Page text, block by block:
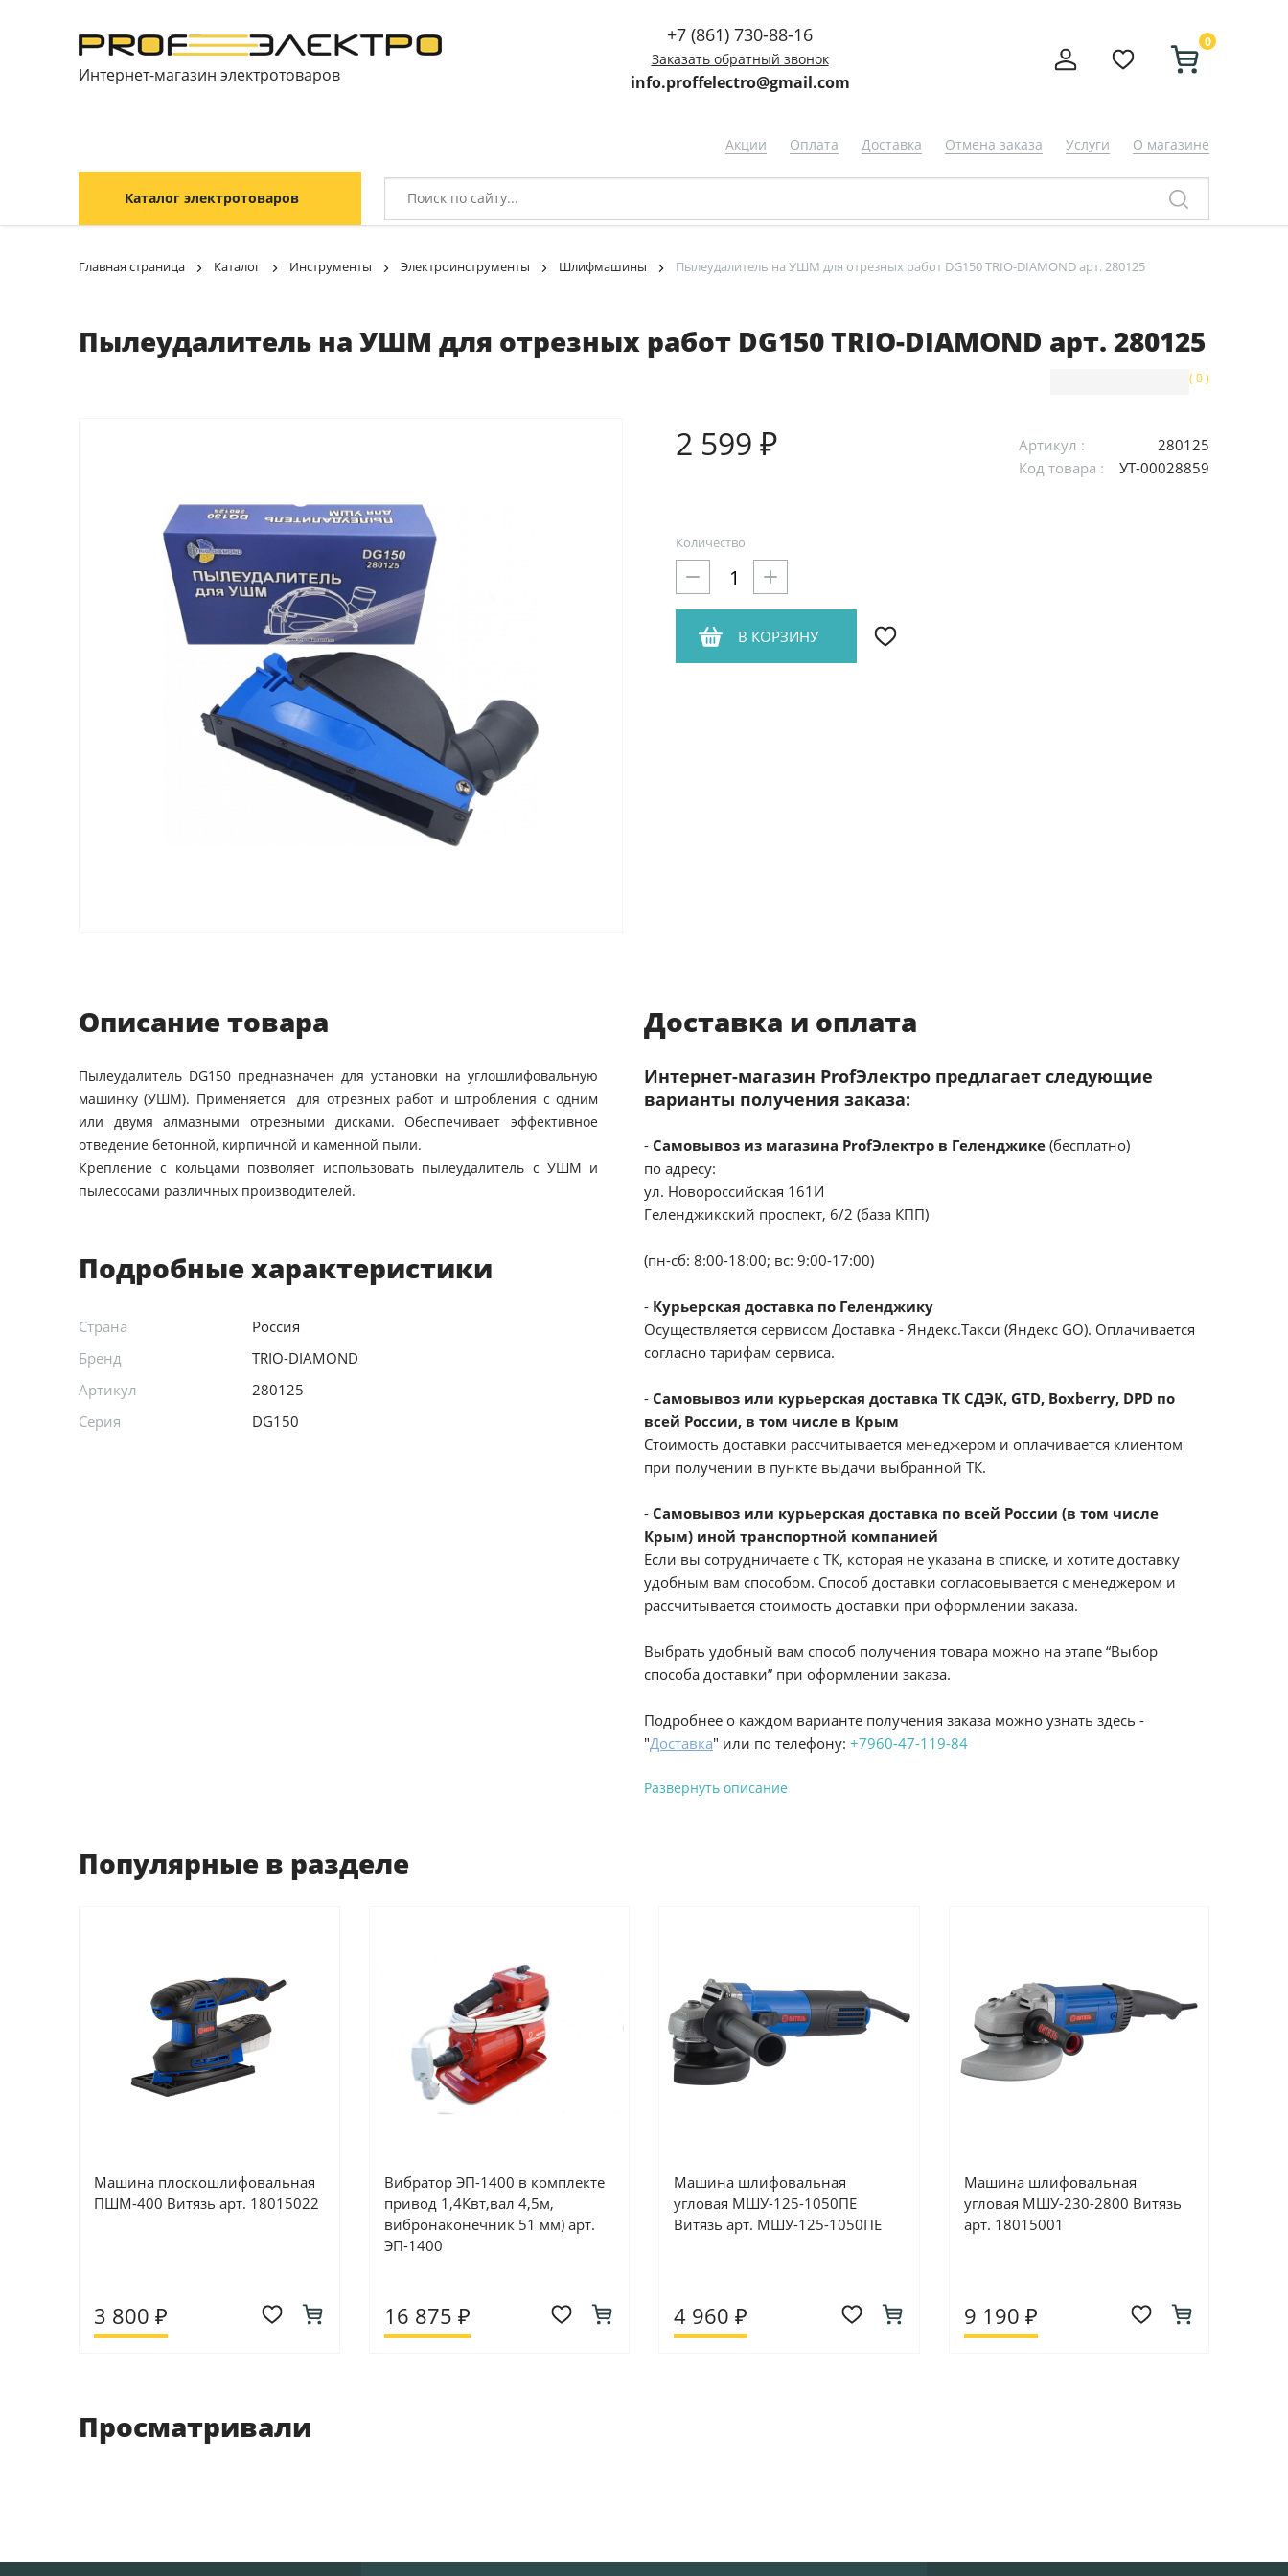
Интернет-магазин электротоваров
+7 (861) 730-88-16
Заказать обратный звонок
info.proffelectro@gmail.com
0
Акции Оплата Доставка Отмена заказа Услуги О магазине
Каталог электротоваров
Главная страница Каталог Инструменты Электроинструменты Шлифмашины Пылеудалитель на УШМ для отрезных работ DG150 TRIO-DIAMOND арт. 280125
Пылеудалитель на УШМ для отрезных работ DG150 TRIO-DIAMOND арт. 280125
( 0 )
2 599 ₽ Артикул :
280125
Код товара :
УТ-00028859
Количество
В КОРЗИНУ
Описание товара
Пылеудалитель DG150 предназначен для установки на углошлифовальную
машинку (УШМ). Применяется для отрезных работ и штробления с одним
или двумя алмазными отрезными дисками. Обеспечивает эффективное
отведение бетонной, кирпичной и каменной пыли.
Крепление с кольцами позволяет использовать пылеудалитель с УШМ и
пылесосами различных производителей.
Подробные характеристики
Страна
Россия
Бренд
TRIO-DIAMOND
Артикул
280125
Серия
DG150
Доставка и оплата
Интернет-магазин ProfЭлектро предлагает следующие
варианты получения заказа:
- Самовывоз из магазина ProfЭлектро в Геленджике (бесплатно)
по адресу:
ул. Новороссийская 161И
Геленджикский проспект, 6/2 (база КПП)
(пн-сб: 8:00-18:00; вс: 9:00-17:00)
- Курьерская доставка по Геленджику
Осуществляется сервисом Доставка - Яндекс.Такси (Яндекс GO). Оплачивается
согласно тарифам сервиса.
- Самовывоз или курьерская доставка ТК СДЭК, GTD, Boxberry, DPD по
всей России, в том числе в Крым
Стоимость доставки рассчитывается менеджером и оплачивается клиентом
при получении в пункте выдачи выбранной ТК.
- Самовывоз или курьерская доставка по всей России (в том числе
Крым) иной транспортной компанией
Если вы сотрудничаете с ТК, которая не указана в списке, и хотите доставку
удобным вам способом. Способ доставки согласовывается с менеджером и
рассчитывается стоимость доставки при оформлении заказа.
Выбрать удобный вам способ получения товара можно на этапе “Выбор
способа доставки” при оформлении заказа.
Подробнее о каждом варианте получения заказа можно узнать здесь -
"Доставка" или по телефону: +7960-47-119-84
адресу ул. Новороссийская 161И.
Для юридических лиц: переводом на расчетный счет при онлайн
оплате заказа на сайте.
Подробнее о способах оплаты можно узнать здесь - "Оплата"
Развернуть описание
Популярные в разделе
Машина плоскошлифовальная
ПШМ-400 Витязь арт. 18015022
3 800 ₽
Вибратор ЭП-1400 в комплекте
привод 1,4Квт,вал 4,5м,
вибронаконечник 51 мм) арт.
ЭП-1400
16 875 ₽
Машина шлифовальная
угловая МШУ-125-1050ПЕ
Витязь арт. МШУ-125-1050ПЕ
4 960 ₽
Машина шлифовальная
угловая МШУ-230-2800 Витязь
арт. 18015001
9 190 ₽
Просматривали